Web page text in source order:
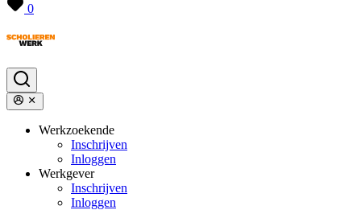
0
Werkzoekende
Inschrijven
Inloggen
Werkgever
Inschrijven
Inloggen